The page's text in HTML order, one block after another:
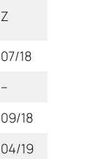
Z
07/18
–
09/18
04/19